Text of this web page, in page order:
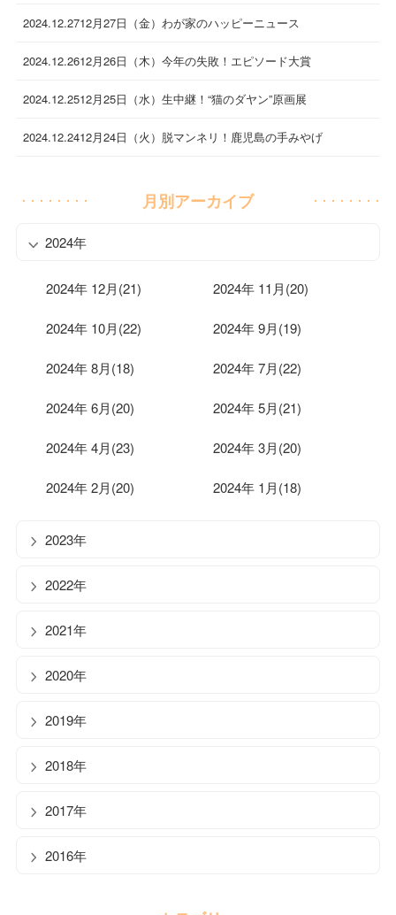
2024.12.2712月27日（金）わが家のハッピーニュース
2024.12.2612月26日（木）今年の失敗！エピソード大賞
2024.12.2512月25日（水）生中継！“猫のダヤン”原画展
2024.12.2412月24日（火）脱マンネリ！鹿児島の手みやげ
月別アーカイブ
2024年
2024年 12月(21) 2024年 11月(20)
2024年 10月(22) 2024年 9月(19)
2024年 8月(18) 2024年 7月(22)
2024年 6月(20) 2024年 5月(21)
2024年 4月(23) 2024年 3月(20)
2024年 2月(20) 2024年 1月(18)
2023年
2022年
2021年
2020年
2019年
2018年
2017年
2016年